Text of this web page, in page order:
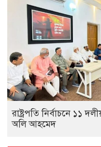
রাষ্ট্রপতি নির্বাচনে ১১
অলি আহমেদ